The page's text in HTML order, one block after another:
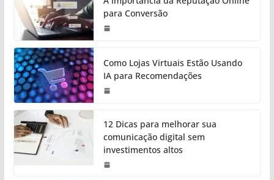
para Conversão
Como Lojas Virtuais Estão Usando
IA para Recomendações
12 Dicas para melhorar sua
comunicação digital sem
investimentos altos